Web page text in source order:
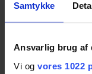
Samtykke
Ansvarlig brug af
Vi og vores 1022